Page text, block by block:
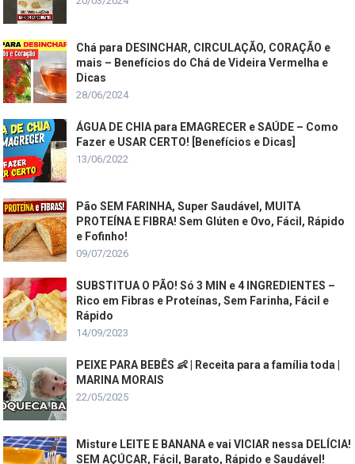
Chá para DESINCHAR, CIRCULAÇÃO, CORAÇÃO e
mais – Benefícios do Chá de Videira Vermelha e
Dicas
28/06/2024
ÁGUA DE CHIA para EMAGRECER e SAÚDE – Como
Fazer e USAR CERTO! [Benefícios e Dicas]
13/06/2022
Pão SEM FARINHA, Super Saudável, MUITA
PROTEÍNA E FIBRA! Sem Glúten e Ovo, Fácil, Rápido
e Fofinho!
09/07/2026
SUBSTITUA O PÃO! Só 3 MIN e 4 INGREDIENTES –
Rico em Fibras e Proteínas, Sem Farinha, Fácil e
Rápido
14/09/2023
PEIXE PARA BEBÊS 👶 | Receita para a família toda |
MARINA MORAIS
22/05/2025
Misture LEITE E BANANA e vai VICIAR nessa DELÍCIA!
SEM AÇÚCAR, Fácil, Barato, Rápido e Saudável!